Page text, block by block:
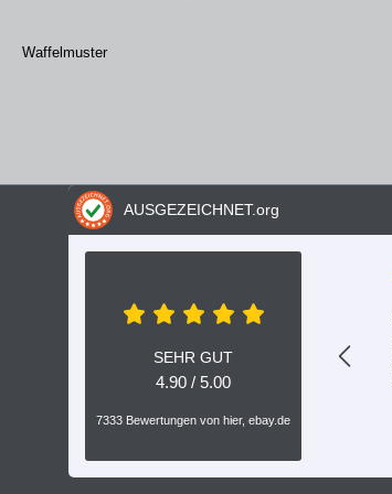
Waffelmuster
AUSGEZEICHNET.org
SEHR GUT
4.90 / 5.00
7333 Bewertungen von hier, ebay.de